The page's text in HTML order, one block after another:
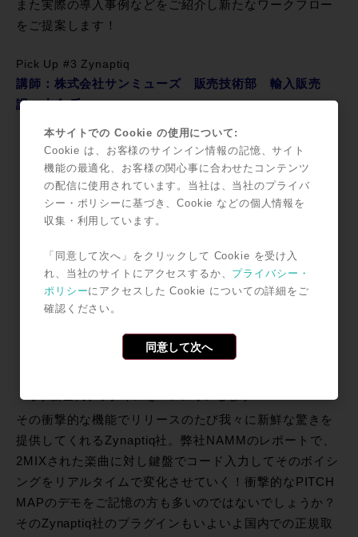
また実際の導入事例などをご紹介し新たなワークフロー
をご提案します！
Pick Up #3 Zynaptiq
講師：株式会社サンミューズ 販売技術部 輸入販売
課 小倉 氏
いよいよ国内正規取り扱い開始！リアルタイムに残響成分
をコントロールするZynaptiq UNVEILをご紹介！
その衝撃的な機能でリリースのたび我々に新鮮な驚きを
提供してくれるZynaptiq社。弊社NAMMのレポートで、
2MIXされた楽曲に対し鍵盤でコード入力してそのボイシ
ングをリアルタイムで変化させていく！衝撃的なPITCH
MAPのデモをご記憶の方も多いのではないでしょうか？
そのZynaptiq社のプラグインもいよいよ国内での正規取
本サイトでの Cookie の使用について:
Cookie は、お客様のサインイン情報の記憶、サイト
機能の最適化、お客様の関心事に合わせたコンテンツ
の配信に使用されています。当社は、当社のプライバ
シー・ポリシーに基づき、Cookie などの個人情報を
収集・利用しています。
「同意して次へ」をクリックして Cookie を受け入
れ、当社のサイトにアクセスするか、 プライバシー・
ポリシーにアクセスした Cookie についての詳細をご
確認ください。
同意して次へ